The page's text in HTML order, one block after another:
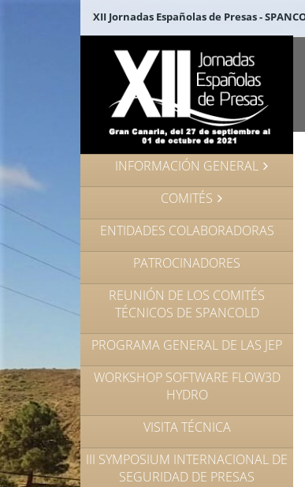
XII Jornadas Españolas de Presas -
INFORMACIÓN GENERAL
COMITÉS
ENTIDADES COLABORADORAS
PATROCINADORES
REUNIÓN DE LOS COMITÉS
TÉCNICOS DE SPANCOLD
PROGRAMA GENERAL DE LAS JEP
WORKSHOP SOFTWARE FLOW3D
HYDRO
VISITA TÉCNICA
III SYMPOSIUM INTERNACIONAL DE
SEGURIDAD DE PRESAS